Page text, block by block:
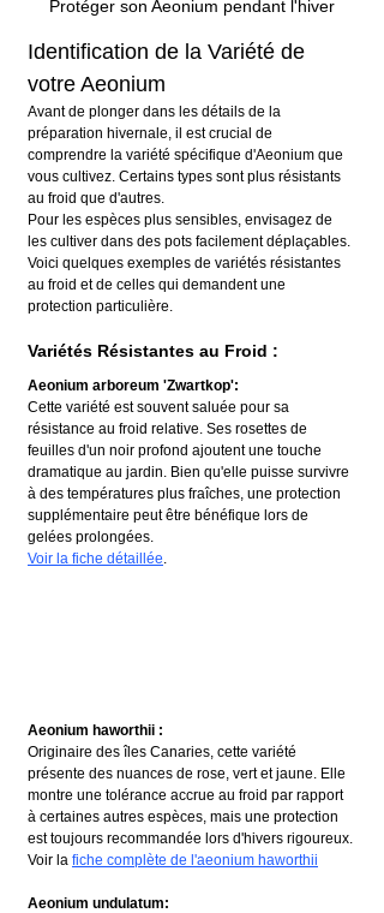
Protéger son Aeonium pendant l'hiver
Identification de la Variété de
votre Aeonium
Avant de plonger dans les détails de la
préparation hivernale, il est crucial de
comprendre la variété spécifique d'Aeonium que
vous cultivez. Certains types sont plus résistants
au froid que d'autres.
Pour les espèces plus sensibles, envisagez de
les cultiver dans des pots facilement déplaçables.
Voici quelques exemples de variétés résistantes
au froid et de celles qui demandent une
protection particulière.
Variétés Résistantes au Froid :
Aeonium arboreum 'Zwartkop':
Cette variété est souvent saluée pour sa
résistance au froid relative. Ses rosettes de
feuilles d'un noir profond ajoutent une touche
dramatique au jardin. Bien qu'elle puisse survivre
à des températures plus fraîches, une protection
supplémentaire peut être bénéfique lors de
gelées prolongées.
Voir la fiche détaillée
Aeonium haworthii :
Originaire des îles Canaries, cette variété
présente des nuances de rose, vert et jaune. Elle
montre une tolérance accrue au froid par rapport
à certaines autres espèces, mais une protection
est toujours recommandée lors d'hivers rigoureux.
Voir la fiche complète de l'aeonium haworthii
Aeonium undulatum: